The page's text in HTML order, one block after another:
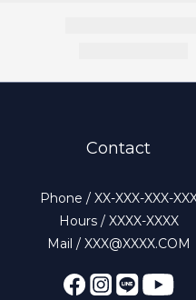
Contact
Phone / XX-XXX-XXX-
Hours / XXXX-XXXX
Mail / XXX@XXXX.COM